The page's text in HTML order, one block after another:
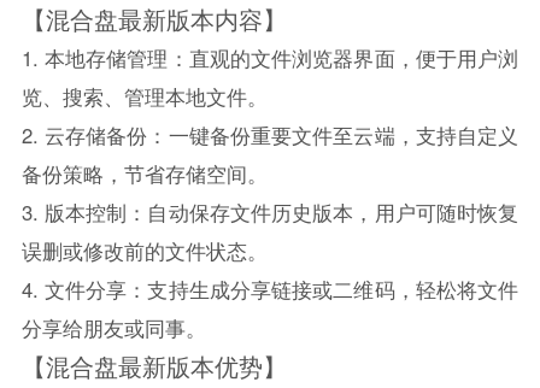
【混合盘最新版本内容】
1. 本地存储管理：直观的文件浏览器界面，便于用户浏
览、搜索、管理本地文件。
2. 云存储备份：一键备份重要文件至云端，支持自定义
备份策略，节省存储空间。
3. 版本控制：自动保存文件历史版本，用户可随时恢复
误删或修改前的文件状态。
4. 文件分享：支持生成分享链接或二维码，轻松将文件
分享给朋友或同事。
【混合盘最新版本优势】